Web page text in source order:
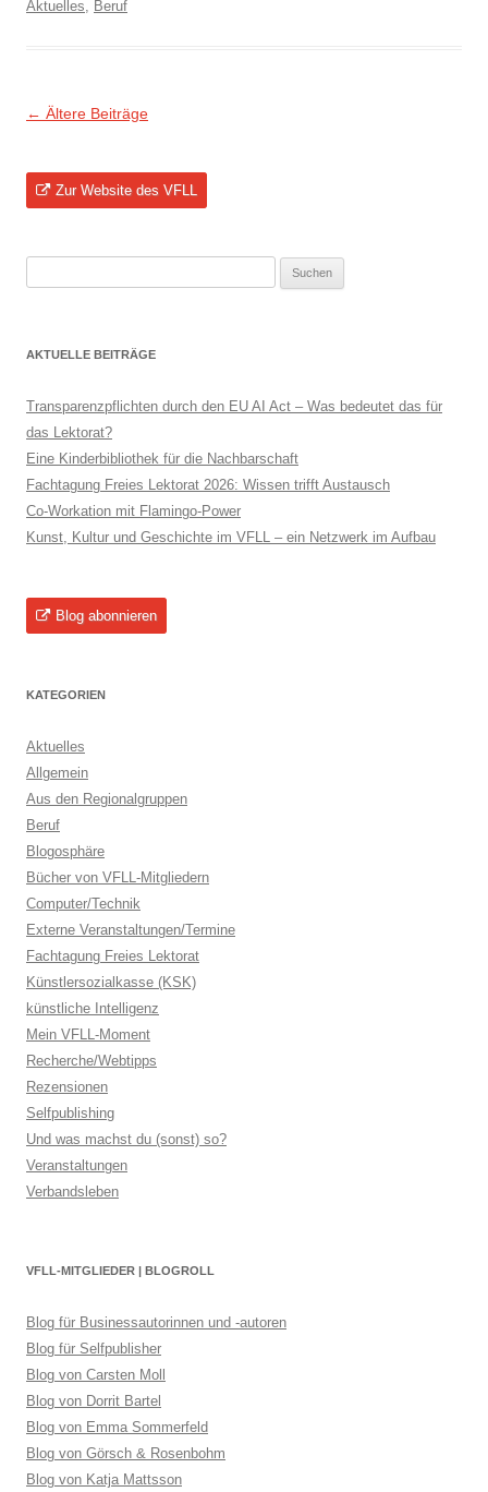
Aktuelles Beruf
Beitragsnavigation
← Ältere Beiträge
Zur Website des VFLL
nach:
AKTUELLE BEITRÄGE
Transparenzpflichten durch den EU AI Act – Was bedeutet das für
das Lektorat?
Eine Kinderbibliothek für die Nachbarschaft
Fachtagung Freies Lektorat 2026: Wissen trifft Austausch
Co-Workation mit Flamingo-Power
Kunst, Kultur und Geschichte im VFLL – ein Netzwerk im Aufbau
Blog abonnieren
KATEGORIEN
Aktuelles
Allgemein
Aus den Regionalgruppen
Beruf
Blogosphäre
Bücher von VFLL-Mitgliedern
Computer/Technik
Externe Veranstaltungen/Termine
Fachtagung Freies Lektorat
Künstlersozialkasse (KSK)
künstliche Intelligenz
Mein VFLL-Moment
Recherche/Webtipps
Rezensionen
Selfpublishing
Und was machst du (sonst) so?
Veranstaltungen
Verbandsleben
VFLL-MITGLIEDER | BLOGROLL
Blog für Businessautorinnen und -autoren
Blog für Selfpublisher
Blog von Carsten Moll
Blog von Dorrit Bartel
Blog von Emma Sommerfeld
Blog von Görsch & Rosenbohm
Blog von Katja Mattsson